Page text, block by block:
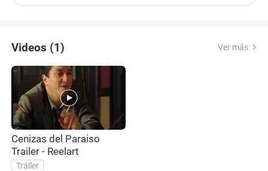
Videos (1) Ver más
Cenizas del Paraiso
Trailer - Reelart
Tráiler